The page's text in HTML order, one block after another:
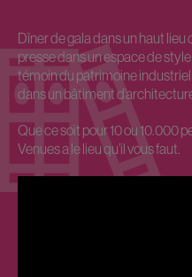
Dîner de gala dans un haut
presse dans un espace de
témoin du patrimoine
dans un bâtiment
Que ce soit pour 10 ou 10.000
Venues a le lieu qu’il vous faut.